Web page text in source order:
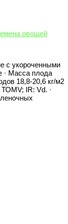
овощей
с укороченными
· Масса плода
18,8-20,6 кг/м2
ТОМV; IR: Vd. ·